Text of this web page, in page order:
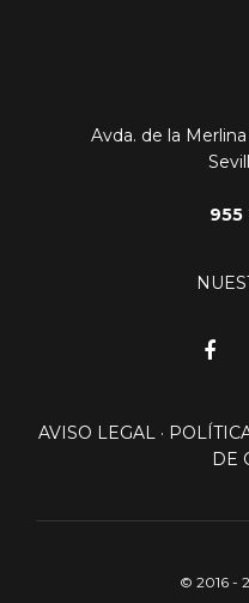
Avda. de la
955
AVISO LEGAL·
DE
© 2016 -